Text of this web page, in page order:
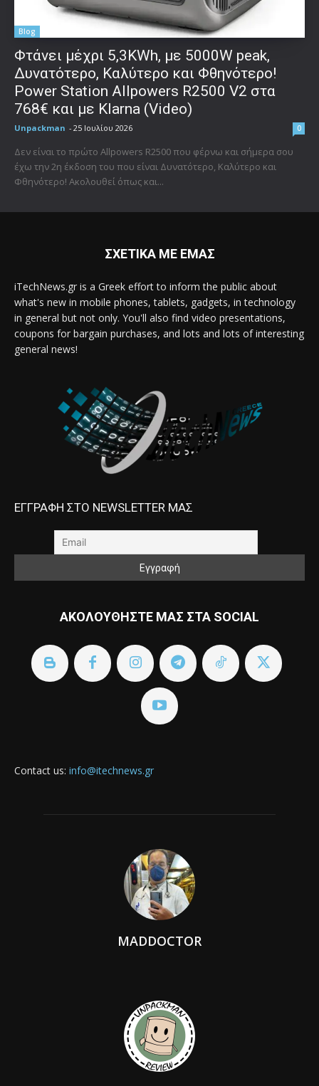
Blog
Φτάνει μέχρι 5,3KWh, με 5000W peak,
Δυνατότερο, Καλύτερο και Φθηνότερο!
Power Station Allpowers R2500 V2 στα
768€ και με Klarna (Video)
Unpackman - 25 Ιουλίου 2026 0
Δεν είναι το πρώτο Allpowers R2500 που φέρνω και σήμερα σου
έχω την 2η έκδοση του που είναι Δυνατότερο, Καλύτερο και
Φθηνότερο! Ακολουθεί όπως και...
ΣΧΕΤΙΚΑ ΜΕ ΕΜΑΣ
iTechNews.gr is a Greek effort to inform the public about
what's new in mobile phones, tablets, gadgets, in technology
in general but not only. You'll also find video presentations,
coupons for bargain purchases, and lots and lots of interesting
general news!
ΕΓΓΡΑΦΗ ΣΤΟ NEWSLETTER ΜΑΣ
ΑΚΟΛΟΥΘΗΣΤΕ ΜΑΣ ΣΤΑ SOCIAL
Contact us: info@itechnews.gr
MADDOCTOR